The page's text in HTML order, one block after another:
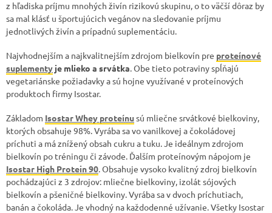
z hľadiska príjmu mnohých živín rizikovú skupinu, o to väčší dôraz by
sa mal klásť u športujúcich vegánov na sledovanie príjmu
jednotlivých živín a prípadnú suplementáciu.
Najvhodnejším a najkvalitnejším zdrojom bielkovín pre proteínové
suplementy je mlieko a srvátka . Obe tieto potraviny spĺňajú
vegetariánske požiadavky a sú hojne využívané v proteínových
produktoch firmy Isostar.
Základom Isostar Whey proteínusú mliečne srvátkové bielkoviny,
ktorých obsahuje 98%. Vyrába sa vo vanilkovej a čokoládovej
príchuti a má znížený obsah cukru a tuku. Je ideálnym zdrojom
bielkovín po tréningu či závode. Ďalším proteínovým nápojom je
Isostar High Protein 90 . Obsahuje vysoko kvalitný zdroj bielkovín
pochádzajúci z 3 zdrojov: mliečne bielkoviny, izolát sójových
bielkovín a pšeničné bielkoviny. Vyrába sa v dvoch príchutiach,
banán a čokoláda. Je vhodný na každodenné užívanie. Všetky Isostar